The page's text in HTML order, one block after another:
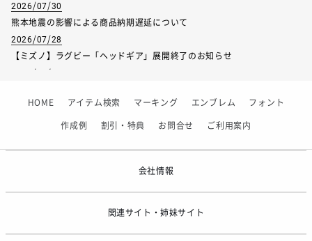
2026/07/30
熊本地震の影響による商品納期遅延について
2026/07/28
【ミズノ】ラグビー「ヘッドギア」展開終了のお知らせ
2026/06/09
【アシックス】一部商品「生地の在庫限り」廃盤のお知らせ
HOME アイテム検索 マーキング エンブレム フォント
作成例 割引・特典 お問合せ ご利用案内
会社情報
関連サイト・姉妹サイト